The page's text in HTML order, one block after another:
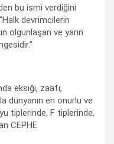
bu ismi verdiğini
devrimcilerin
olgunlaşan ve yarın
eksiği, zaafı,
dünyanın en onurlu ve
tiplerinde, F tiplerinde,
CEPHE